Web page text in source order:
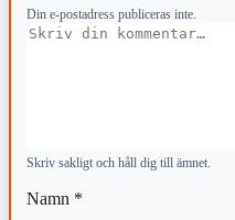
Din e-postadress publiceras inte.
Kommentar
Skriv sakligt och håll dig till ämnet.
Namn *